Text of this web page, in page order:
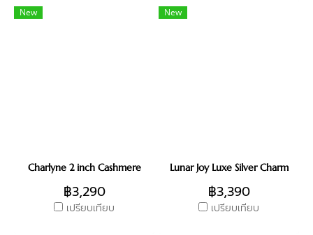
New
Charlyne 2 inch Cashmere
฿3,290
เปรียบเทียบ
New
Lunar Joy Luxe Silver Charm
฿3,390
เปรียบเทียบ